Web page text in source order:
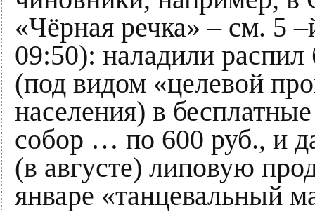
«Чёрная речка» – см. 5
09:50): наладили
(под видом «целевой
населения) в
собор … по 600 руб., и
(в августе) липовую
январе «танцевальный